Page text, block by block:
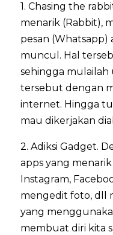
1. Chasing the
menarik (Rabbit),
pesan (Whatsapp)
muncul. Hal
sehingga
tersebut dengan
internet. Hingga
mau dikerjakan
2. Adiksi Gadget.
apps yang
Instagram,
mengedit foto, dll
yang
membuat diri kita